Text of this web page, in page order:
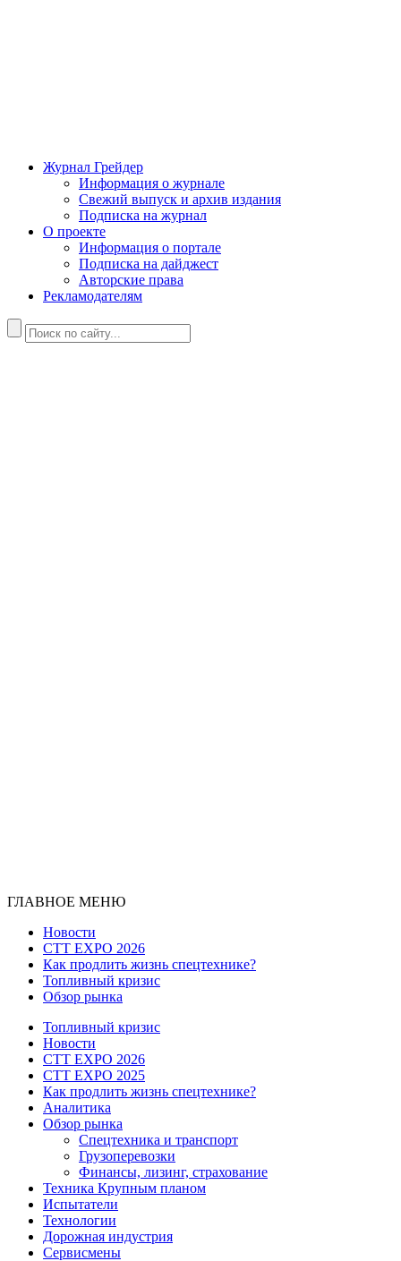
Журнал Грейдер
Информация о журнале
Свежий выпуск и архив издания
Подписка на журнал
О проекте
Информация о портале
Подписка на дайджест
Авторские права
Рекламодателям
ГЛАВНОЕ МЕНЮ
Новости
CTT EXPO 2026
Как продлить жизнь спецтехнике?
Топливный кризис
Обзор рынка
Топливный кризис
Новости
CTT EXPO 2026
CTT EXPO 2025
Как продлить жизнь спецтехнике?
Аналитика
Обзор рынка
Спецтехника и транспорт
Грузоперевозки
Финансы, лизинг, страхование
Техника Крупным планом
Испытатели
Технологии
Дорожная индустрия
Сервисмены